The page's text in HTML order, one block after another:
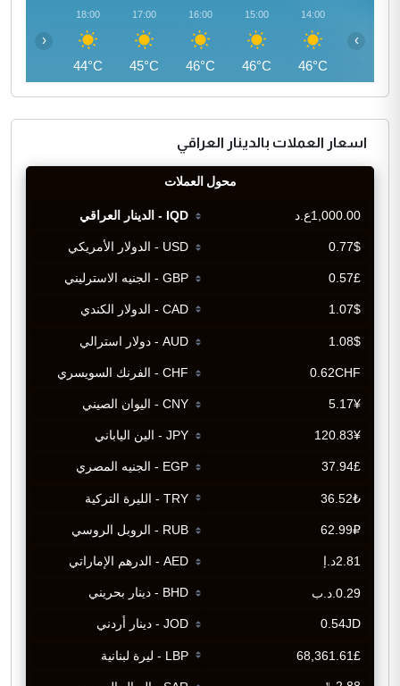
14:00
46°C
15:00
46°C
16:00
46°C
17:00
45°C
18:00
44°C
‹ ›
اسعار العملات بالدينار العراقي